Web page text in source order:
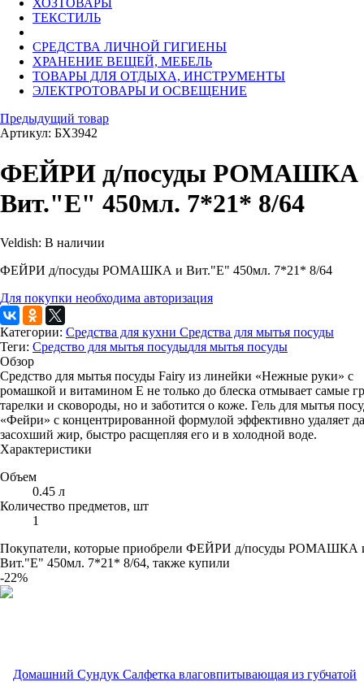
ХОЗТОВАРЫ
ТЕКСТИЛЬ
СРЕДСТВА ЛИЧНОЙ ГИГИЕНЫ
ХРАНЕНИЕ ВЕЩЕЙ, МЕБЕЛЬ
ТОВАРЫ ДЛЯ ОТДЫХА, ИНСТРУМЕНТЫ
ЭЛЕКТРОТОВАРЫ И ОСВЕЩЕНИЕ
Предыдущий товар
Артикул: БХ3942
ФЕЙРИ д/посуды РОМАШКА
Вит."Е" 450мл. 7*21* 8/64
Veldish: В наличии
ФЕЙРИ д/посуды РОМАШКА и Вит."Е" 450мл. 7*21* 8/64
Для покупки необходима авторизация
Категории: Средства для кухни Средства для мытья посуды
Теги: Средство для мытья посудыдля мытья посуды
Обзор
Средство для мытья посуды Fairy из линейки «Нежные руки» с
ромашкой и витамином E не только до блеска отмывает самые
тарелки и сковороды, но и заботится о коже. Гель для мытья
«Фейри» с концентрированной формулой эффективно удаляет
засохший жир, быстро расщепляя его и в холодной воде.
Характеристики
Объем
0.45 л
Количество предметов, шт
1
Покупатели, которые приобрели ФЕЙРИ д/посуды РОМАШКА
Вит."Е" 450мл. 7*21* 8/64, также купили
-22%